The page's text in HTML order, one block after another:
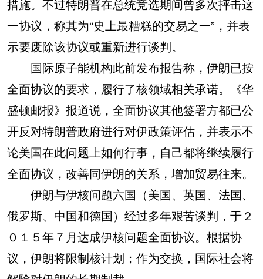
措施。不过特朗普在总统竞选期间曾多次抨击这
一协议，称其为“史上最糟糕的交易之一”，并表
示要废除该协议或重新进行谈判。
国际原子能机构此前发布报告称，伊朗已按
全面协议的要求，履行了核领域相关承诺。《华
盛顿邮报》报道说，全面协议其他签署方都已公
开反对特朗普政府进行对伊政策评估，并表示不
论美国在此问题上如何行事，自己都将继续履行
全面协议，改善同伊朗的关系，增加贸易往来。
伊朗与伊核问题六国（美国、英国、法国、
俄罗斯、中国和德国）经过多年艰苦谈判，于２
０１５年７月达成伊核问题全面协议。根据协
议，伊朗将限制核计划；作为交换，国际社会将